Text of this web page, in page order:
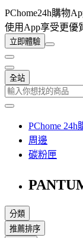
PChome24h購物
使用App享受更優
立即體驗
全站
PChome 24h
周邊
碳粉匣
分類
推薦排序